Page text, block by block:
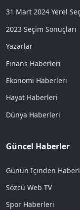
31 Mart 2024 Yerel
2023 Seçim Sonuçları
Yazarlar
Finans Haberleri
Ekonomi Haberleri
Hayat Haberleri
Dünya Haberleri
Güncel Haberler
Günün İçinden
Sözcü Web TV
Spor Haberleri